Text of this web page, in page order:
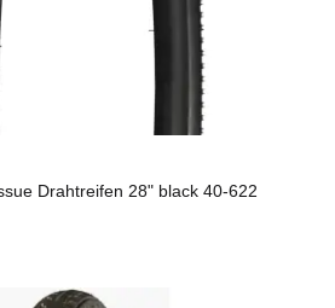
Drahtreifen 28" black 40-622